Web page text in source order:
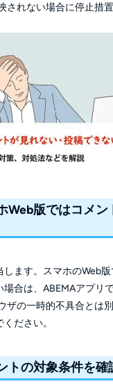
されない場合に停止措
Web版ではコメン
します。スマホのWeb版
場合は、ABEMAアプリ
ザの一時的不具合とは
ださい。
トの対象条件を確